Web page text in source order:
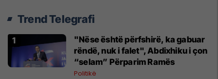
Trend Telegrafi
"Nëse është përfshirë, ka gabuar
rëndë, nuk i falet", Abdixhiku i çon
“selam” Përparim Ramës
Politikë